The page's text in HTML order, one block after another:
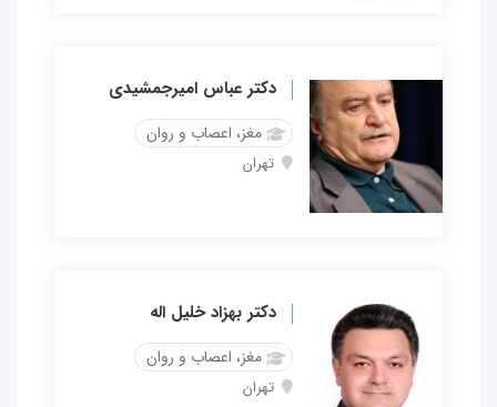
دکتر عباس امیرجمشیدی
مغز، اعصاب و روان
تهران
دکتر بهزاد خلیل اله
مغز، اعصاب و روان
تهران